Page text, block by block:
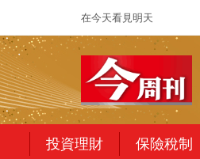
在今天看見明天
投資理財 保險稅制